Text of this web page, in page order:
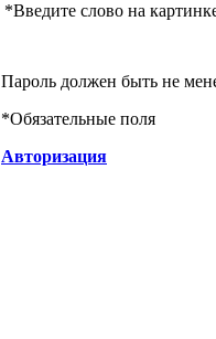
*Введите слово на
Пароль должен быть не
*Обязательные поля
Авторизация